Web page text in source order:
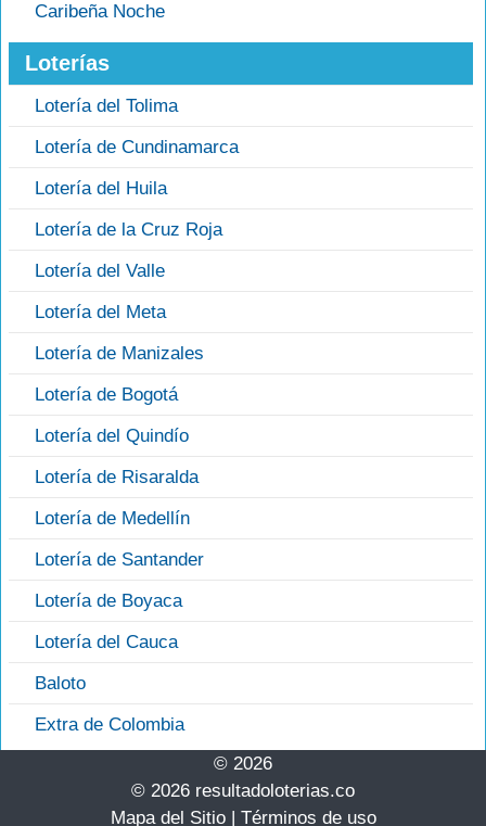
Caribeña Noche
Loterías
Lotería del Tolima
Lotería de Cundinamarca
Lotería del Huila
Lotería de la Cruz Roja
Lotería del Valle
Lotería del Meta
Lotería de Manizales
Lotería de Bogotá
Lotería del Quindío
Lotería de Risaralda
Lotería de Medellín
Lotería de Santander
Lotería de Boyaca
Lotería del Cauca
Baloto
Extra de Colombia
© 2026
© 2026 resultadoloterias.co
Mapa del Sitio| Términos de uso